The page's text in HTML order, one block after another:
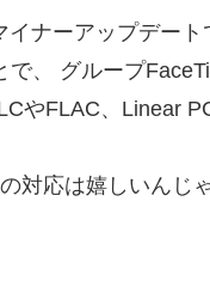
ナーアップデート
、 グループ
やFLAC、Linear
対応は嬉しいんじ